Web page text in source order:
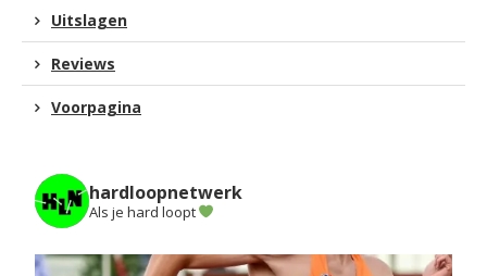
Uitslagen
Reviews
Voorpagina
hardloopnetwerk
Als je hard loopt